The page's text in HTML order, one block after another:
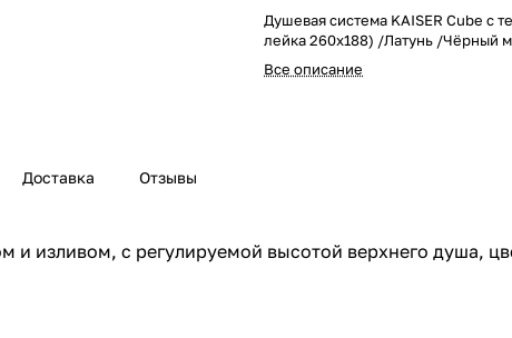
Душевая система KAISER Cube с
лейка 260х188) /Латунь /Чёрный
Все описание
Доставка Отзывы
и изливом, с регулируемой высотой верхнего душа,